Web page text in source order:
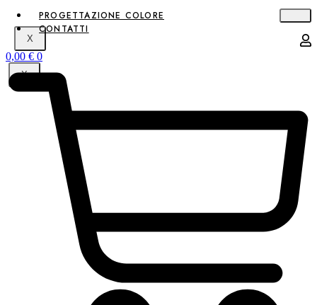
X
PROGETTAZIONE COLORE
CONTATTI
X
0,00 € 0